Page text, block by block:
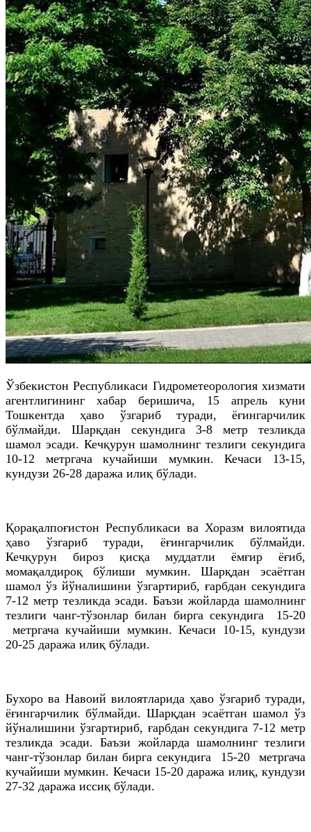
Ўзбекистон Республикаси Гидрометеорология хизмати
агентлигининг хабар беришича, 15 апрель куни
Тошкентда ҳаво ўзгариб туради, ёғингарчилик
бўлмайди. Шарқдан секундига 3-8 метр тезликда
шамол эсади. Кечқурун шамолнинг тезлиги секундига
10-12 метргача кучайиши мумкин. Кечаси 13-15,
кундузи 26-28 даража илиқ бўлади.
Қорақалпоғистон Республикаси ва Хоразм вилоятида
ҳаво ўзгариб туради, ёғингарчилик бўлмайди.
Кечқурун бироз қисқа муддатли ёмғир ёғиб,
момақалдироқ бўлиши мумкин. Шарқдан эсаётган
шамол ўз йўналишини ўзгартириб, ғарбдан секундига
7-12 метр тезликда эсади. Баъзи жойларда шамолнинг
тезлиги чанг-тўзонлар билан бирга секундига 15-20
метргача кучайиши мумкин. Кечаси 10-15, кундузи
20-25 даража илиқ бўлади.
Бухоро ва Навоий вилоятларида ҳаво ўзгариб туради,
ёғингарчилик бўлмайди. Шарқдан эсаётган шамол ўз
йўналишини ўзгартириб, ғарбдан секундига 7-12 метр
тезликда эсади. Баъзи жойларда шамолнинг тезлиги
чанг-тўзонлар билан бирга секундига 15-20 метргача
кучайиши мумкин. Кечаси 15-20 даража илиқ, кундузи
27-32 даража иссиқ бўлади.